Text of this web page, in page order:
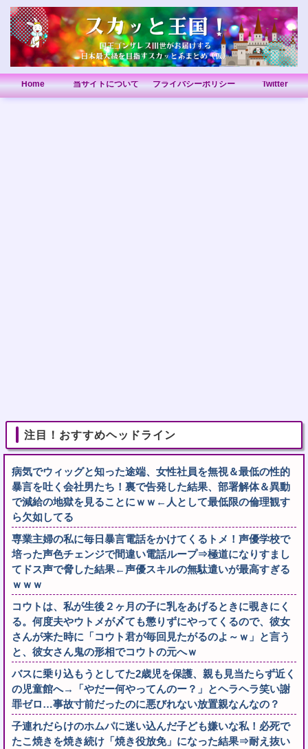
Home 当サイトについて プライバシーポリシー Twitter
注目！おすすめヘッドライン
病気でウィッグと知った途端、女性社員を無視＆最低の性的
暴言を吐く会社男たち！裏で告発した結果、部署解体＆異動
で減給の地獄を見ることにｗｗ←人として最低限の倫理観す
ら欠如してる
専業主婦の私に毎日暴言電話をかけてくるトメ！声優学校で
培った声色チェンジで間違い電話ループ⇒極道になりすまし
てドス声で脅した結果←声優スキルの無駄遣いが最高すぎる
ｗｗｗ
コウトは、私が生後２ヶ月の子に乳をあげるときに覗きにく
る。何度夫やウトメが〆ても懲りずにやってくるので、彼女
さんが来た時に「コウト君が毎回見たがるのよ～ｗ」と言う
と、彼女さん鬼の形相でコウトの元へｗ
バスに乗り込もうとしてた2歳児を保護、親も見当たらず近く
の児童館へ→「やだー何やってんのー？」とヘラヘラ笑い謝
罪ゼロ…事故寸前だったのに悪びれない放置親なんなの？
子連れだらけのホムパに迷い込んだ子ども嫌いな私！必死で
たこ焼きを焼き続け「焼き役放免」になった結果⇒耐え抜い